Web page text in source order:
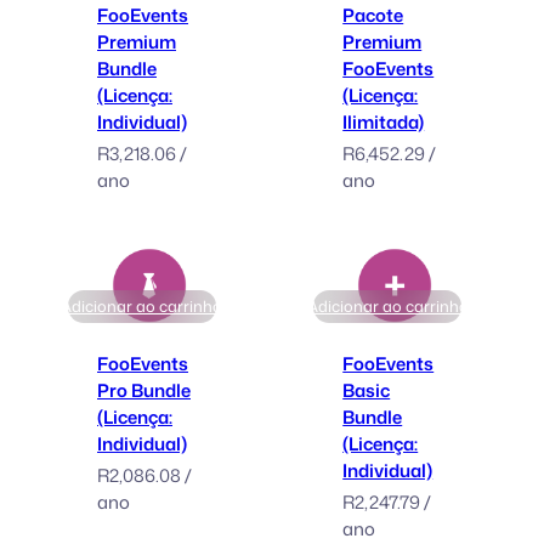
FooEvents
Premium
Bundle
(Licença:
Individual)
R3,218.06/
ano
Pacote
Premium
FooEvents
(Licença:
Ilimitada)
R6,452.29 /
ano
Adicionar ao carrinho
FooEvents
Pro Bundle
(Licença:
Individual)
R2,086.08/
ano
Adicionar ao carrinho
FooEvents
Basic
Bundle
(Licença:
Individual)
R2,247.79 /
ano